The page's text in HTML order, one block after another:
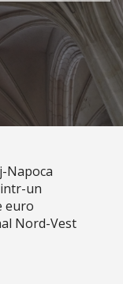
Napoca
un
euro
Nord-Vest